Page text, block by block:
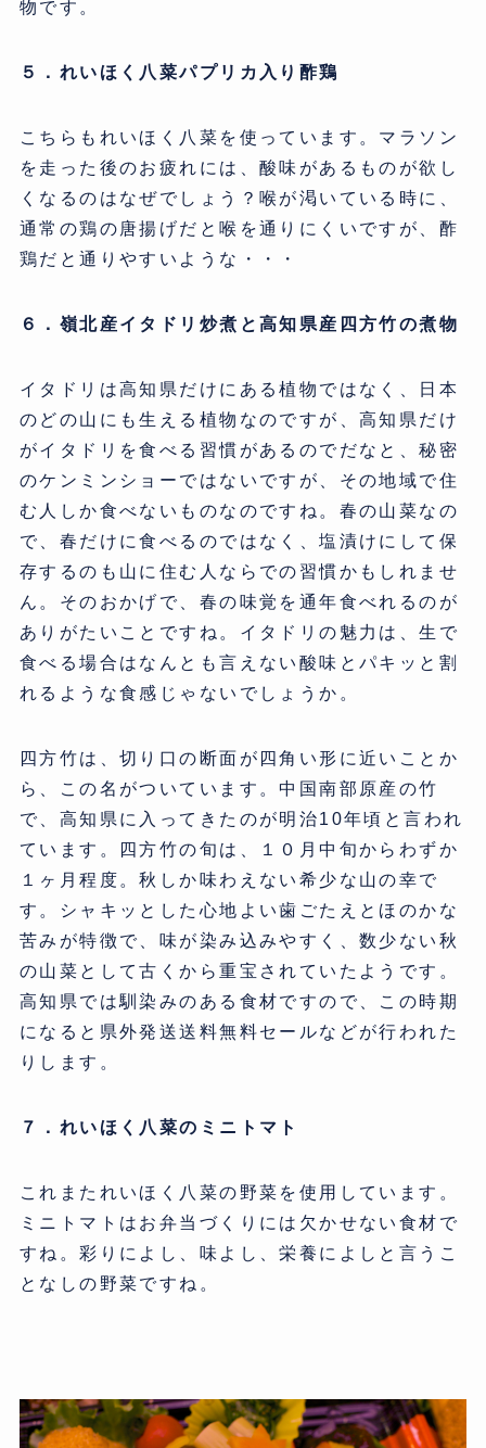
物です。
５．れいほく八菜パプリカ入り酢鶏
こちらもれいほく八菜を使っています。マラソン
を走った後のお疲れには、酸味があるものが欲し
くなるのはなぜでしょう？喉が渇いている時に、
通常の鶏の唐揚げだと喉を通りにくいですが、酢
鶏だと通りやすいような・・・
６．嶺北産イタドリ炒煮と高知県産四方竹の煮物
イタドリは高知県だけにある植物ではなく、日本
のどの山にも生える植物なのですが、高知県だけ
がイタドリを食べる習慣があるのでだなと、秘密
のケンミンショーではないですが、その地域で住
む人しか食べないものなのですね。春の山菜なの
で、春だけに食べるのではなく、塩漬けにして保
存するのも山に住む人ならでの習慣かもしれませ
ん。そのおかげで、春の味覚を通年食べれるのが
ありがたいことですね。イタドリの魅力は、生で
食べる場合はなんとも言えない酸味とパキッと割
れるような食感じゃないでしょうか。
四方竹は、切り口の断面が四角い形に近いことか
ら、この名がついています。中国南部原産の竹
で、高知県に入ってきたのが明治10年頃と言われ
ています。四方竹の旬は、１０月中旬からわずか
１ヶ月程度。秋しか味わえない希少な山の幸で
す。シャキッとした心地よい歯ごたえとほのかな
苦みが特徴で、味が染み込みやすく、数少ない秋
の山菜として古くから重宝されていたようです。
高知県では馴染みのある食材ですので、この時期
になると県外発送送料無料セールなどが行われた
りします。
７．れいほく八菜のミニトマト
これまたれいほく八菜の野菜を使用しています。
ミニトマトはお弁当づくりには欠かせない食材で
すね。彩りによし、味よし、栄養によしと言うこ
となしの野菜ですね。